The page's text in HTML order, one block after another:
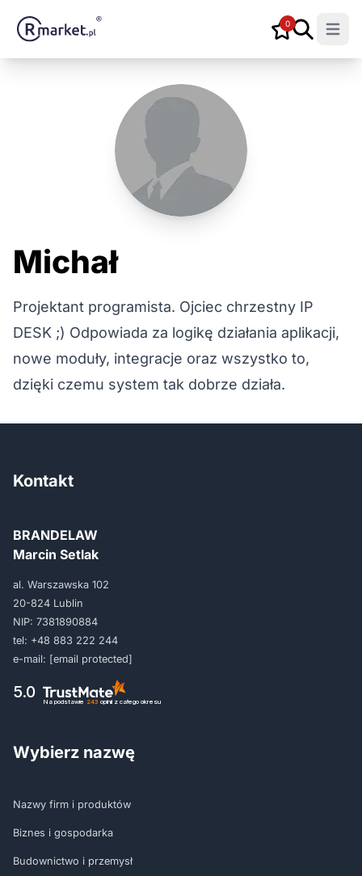
0
Open
Michał
Projektant programista. Ojciec chrzestny IP
DESK ;) Odpowiada za logikę działania aplikacji,
nowe moduły, integracje oraz wszystko to,
dzięki czemu system tak dobrze działa.
Kontakt
BRANDELAW
Marcin Setlak
al. Warszawska 102
20-824 Lublin
NIP: 7381890884
tel: +48 883 222 244
e-mail: [email protected]
5.0
Na podstawie 243 opinii z całego okresu
Wybierz nazwę
Nazwy firm i produktów
Biznes i gospodarka
Budownictwo i przemysł